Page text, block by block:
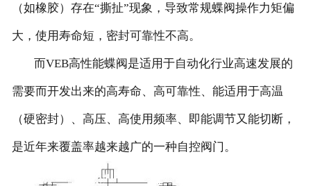
（如橡胶）存在“撕扯”现象，导致常规蝶阀操作力矩偏
大，使用寿命短，密封可靠性不高。
而VEB高性能蝶阀是适用于自动化行业高速发展的
需要而开发出来的高寿命、高可靠性、能适用于高温
（硬密封）、高压、高使用频率、即能调节又能切断，
是近年来覆盖率越来越广的一种自控阀门。